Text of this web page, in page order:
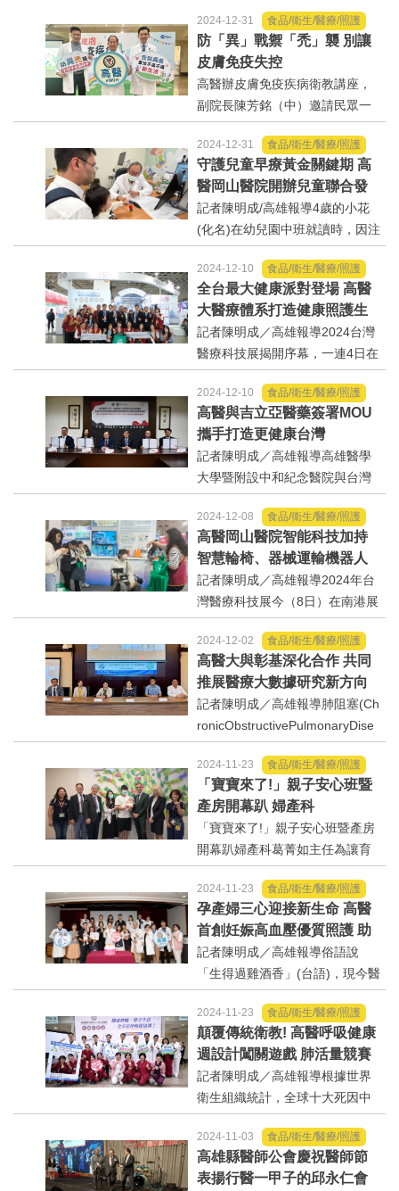
人力資源室林芳君主任(右4)率領
團隊代表領取。高醫／提供記者
陳明成／高雄報導當前醫療環境
日益嚴峻的情勢下，高...
2024-12-31 食品/衛生/醫療/照護
防「異」戰禦「禿」襲 別讓
皮膚免疫失控
高醫辦皮膚免疫疾病衛教講座，
副院長陳芳銘（中）邀請民眾一
起參與。（高醫提供）記者陳明
成／高雄報導皮膚是人體的第一
道免疫防線，可隔絕外來物質，
如：病菌、髒空氣等。當人體的
免疫力失調，會...
2024-12-31 食品/衛生/醫療/照護
守護兒童早療黃金關鍵期 高
醫岡山醫院開辦兒童聯合發
展評估門診
記者陳明成/高雄報導4歲的小花
(化名)在幼兒園中班就讀時，因注
意力不集中、無法說出完整句
子，經常影響課堂秩序，令家長
與老師感到挫折。至醫院兒童發
展聯合評估門診就診後，小花被
診斷出認知、注意力及語...
2024-12-10 食品/衛生/醫療/照護
全台最大健康派對登場 高醫
大醫療體系打造健康照護生
態系
記者陳明成／高雄報導2024台灣
醫療科技展揭開序幕，一連4日在
臺北南港展覽館一館J602展出，
高醫大醫療體系包含高雄醫學大
學、高雄醫學大學附設中和紀念
醫院、高雄醫學大學附設高醫岡
山醫院、高雄市立小港醫院...
2024-12-10 食品/衛生/醫療/照護
高醫與吉立亞醫藥簽署MOU
攜手打造更健康台灣
記者陳明成／高雄報導高雄醫學
大學暨附設中和紀念醫院與台灣
吉立亞醫藥(GileadSciences)於2
024年12月簽署三方臨床試驗合
作備忘錄(MOU)，由高雄醫學大
學校長余明隆講座教授、高雄醫
學大學附設中和紀念醫院院...
2024-12-08 食品/衛生/醫療/照護
高醫岡山醫院智能科技加持
智慧輪椅、器械運輸機器人
醫療科技展亮相
記者陳明成／高雄報導2024年台
灣醫療科技展今（8日）在南港展
覽館進入最後一天，高雄醫學大
學醫療體系（高雄醫學大學、高
雄醫學大學附設中和紀念醫院、
高雄醫學大學附設高醫岡山醫
院、高...
2024-12-02 食品/衛生/醫療/照護
高醫大與彰基深化合作 共同
推展醫療大數據研究新方向
記者陳明成／高雄報導肺阻塞(Ch
ronicObstructivePulmonaryDise
ase,COPD)位居全球十大死因第3
名，每年死亡人數近300萬人，目
前台灣肺阻塞病人面臨著高死亡
率、高住院率、高惡化率及高共
病率的「四高問題」...
2024-11-23 食品/衛生/醫療/照護
「寶寶來了!」親子安心班暨
產房開幕趴 婦產科
「寶寶來了!」親子安心班暨產房
開幕趴婦產科葛菁如主任為讓育
齡婦女更了解生產及育兒趨勢，
高醫岡山醫院婦產科11月23日上
午舉辦「『寶寶來了!』親子安心
班暨產房開幕趴」，除了開箱...
2024-11-23 食品/衛生/醫療/照護
孕產婦三心迎接新生命 高醫
首創妊娠高血壓優質照護 助
孕產婦安心、放心、開心
記者陳明成／高雄報導俗語說
「生得過雞酒香」(台語)，現今醫
療雖然進步，但生產仍是一件充
滿不確定性、有風險的事，其中
妊娠高血壓及子癲前症就讓人聞
之色變。根據統計，台灣...
2024-11-23 食品/衛生/醫療/照護
顛覆傳統衛教! 高醫呼吸健康
週設計闖關遊戲 肺活量競賽
認識呼吸力 遊戲宣導「健康
呼吸•樂享生活」
記者陳明成／高雄報導根據世界
衛生組織統計，全球十大死因中
有三項與肺部相關，其中，最常
見的慢性呼吸道疾病，常伴隨持
續性或反覆發作的呼吸困難、咳
嗽等症狀，包括慢性阻塞性肺疾
2024-11-03 食品/衛生/醫療/照護
高雄縣醫師公會慶祝醫師節
表揚行醫一甲子的邱永仁會